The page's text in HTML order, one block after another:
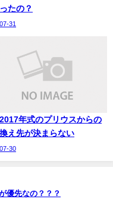
たの？
31
年式のプリウスからの
え先が決まらない
30
優先なの？？？